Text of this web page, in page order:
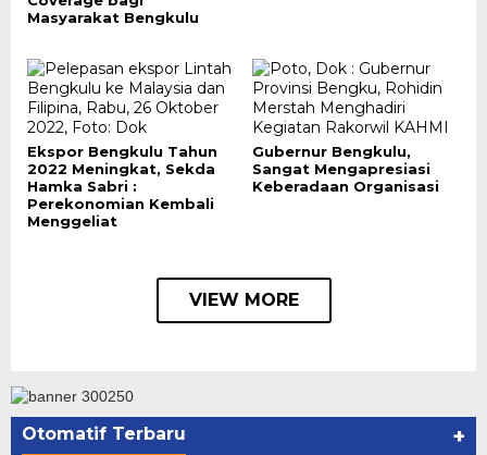
Masyarakat Bengkulu
Ekspor Bengkulu Tahun
2022 Meningkat, Sekda
Hamka Sabri :
Perekonomian Kembali
Menggeliat
Gubernur Bengkulu,
Sangat Mengapresiasi
Keberadaan Organisasi
VIEW MORE
Otomatif Terbaru +